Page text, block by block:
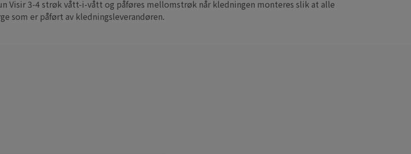
Visir 3-4 strøk vått-i-vått og påføres mellomstrøk når kledningen monteres slik at alle
som er påført av kledningsleverandøren.